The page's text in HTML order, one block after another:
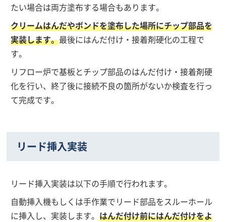
たい場合は両方塗布する場合もあります。
クリームはんだやボンドを塗布した場所にチップ部品を
実装します。最後にはんだ付け・接着剤硬化の工程で
す。
リフロー炉で基板とチップ部品のはんだ付け・接着剤硬
化を行い、終了後に接続不良の箇所がないか検査を行っ
て完成です。
リード挿入実装
リード挿入実装は以下の手順で行われます。
自動挿入機もしくは手作業でリード部品をスルーホール
に挿入し、実装します。はんだ付け前にはんだ付けをよ